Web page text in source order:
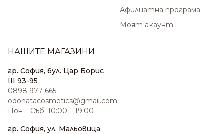
Афилиатна програма
Моят акаунт
НАШИТЕ МАГАЗИНИ
гр. София, бул. Цар Борис
III 93-95
0898 977 665
odonatacosmetics@gmail.com
Пон – Съб: 10:00 – 19:00
гр. София, ул. Мальовица